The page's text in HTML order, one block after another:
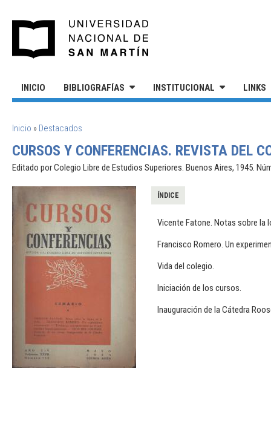
INICIO BIBLIOGRAFÍAS INSTITUCIONAL LINKS
SE ENCUENTRA USTED AQUÍ
Inicio » Destacados
CURSOS Y CONFERENCIAS. REVISTA DEL
Editado por Colegio Libre de Estudios Superiores. Buenos Aires, 1945.
ÍNDICE
Vicente Fatone. Notas sobre la
Francisco Romero. Un
Vida del colegio.
Iniciación de los cursos.
Inauguración de la Cátedra